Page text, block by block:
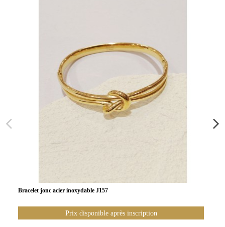
Bracelet jonc acier inoxydable J157
Prix disponible après inscription